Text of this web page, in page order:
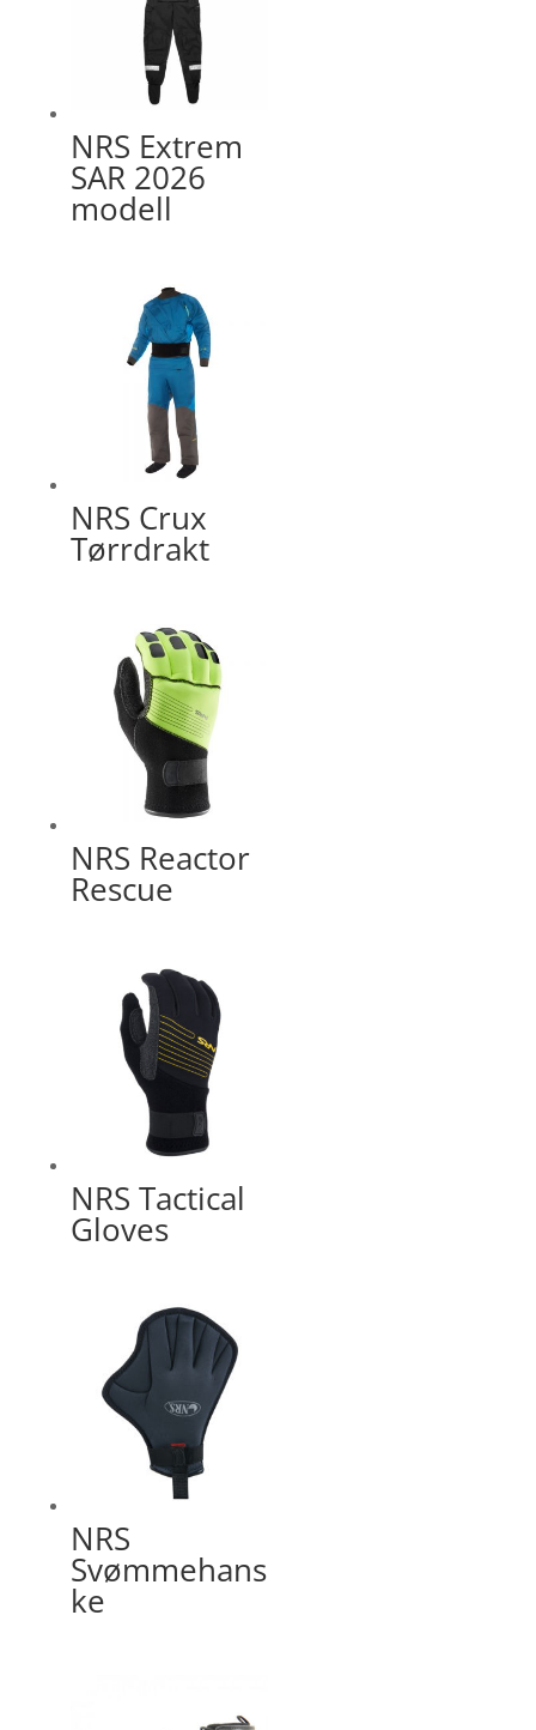
NRS Extrem
SAR 2026
modell
NRS Crux
Tørrdrakt
NRS Reactor
Rescue
NRS Tactical
Gloves
NRS
Svømmehans
ke